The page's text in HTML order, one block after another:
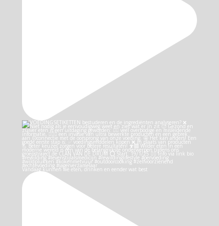
Vandaag kunnen we eten, drinken en eender wat best